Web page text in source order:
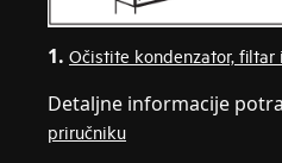
1.Očistite kondenzator, filtar
Detaljne informacije
priručniku